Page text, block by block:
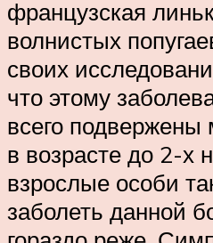
французская
волнистых
своих
что этому
всего
в возрасте до 2-х
взрослые особи
заболеть данной